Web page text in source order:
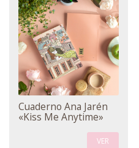
Cuaderno Ana Jarén
«Kiss Me Anytime»
VER